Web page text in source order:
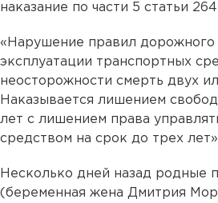
наказание по части 5 статьи
«Нарушение правил
эксплуатации транспортных
неосторожности смерть двух
Наказывается лишением
лет с лишением права
средством на срок до трех
Несколько дней назад родные
(беременная жена Дмитрия